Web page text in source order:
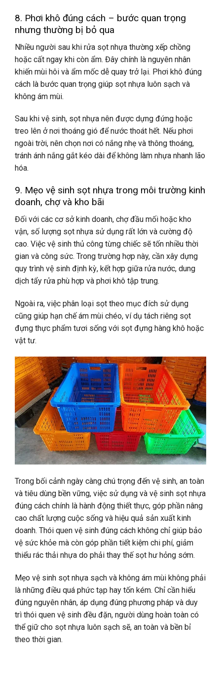
8. Phơi khô đúng cách – bước quan trọng
nhưng thường bị bỏ qua
Nhiều người sau khi rửa sọt nhựa thường xếp chồng
hoặc cất ngay khi còn ẩm. Đây chính là nguyên nhân
khiến mùi hôi và ẩm mốc dễ quay trở lại. Phơi khô đúng
cách là bước quan trọng giúp sọt nhựa luôn sạch và
không ám mùi.
Sau khi vệ sinh, sọt nhựa nên được dựng đứng hoặc
treo lên ở nơi thoáng gió để nước thoát hết. Nếu phơi
ngoài trời, nên chọn nơi có nắng nhẹ và thông thoáng,
tránh ánh nắng gắt kéo dài để không làm nhựa nhanh lão
hóa.
9. Mẹo vệ sinh sọt nhựa trong môi trường kinh
doanh, chợ và kho bãi
Đối với các cơ sở kinh doanh, chợ đầu mối hoặc kho
vận, số lượng sọt nhựa sử dụng rất lớn và cường độ
cao. Việc vệ sinh thủ công từng chiếc sẽ tốn nhiều thời
gian và công sức. Trong trường hợp này, cần xây dựng
quy trình vệ sinh định kỳ, kết hợp giữa rửa nước, dung
dịch tẩy rửa phù hợp và phơi khô tập trung.
Ngoài ra, việc phân loại sọt theo mục đích sử dụng
cũng giúp hạn chế ám mùi chéo, ví dụ tách riêng sọt
đựng thực phẩm tươi sống với sọt đựng hàng khô hoặc
vật tư.
Trong bối cảnh ngày càng chú trọng đến vệ sinh, an toàn
và tiêu dùng bền vững, việc sử dụng và vệ sinh sọt nhựa
đúng cách chính là hành động thiết thực, góp phần nâng
cao chất lượng cuộc sống và hiệu quả sản xuất kinh
doanh. Thói quen vệ sinh đúng cách không chỉ giúp bảo
vệ sức khỏe mà còn góp phần tiết kiệm chi phí, giảm
thiểu rác thải nhựa do phải thay thế sọt hư hỏng sớm.
Mẹo vệ sinh sọt nhựa sạch và không ám mùi không phải
là những điều quá phức tạp hay tốn kém. Chỉ cần hiểu
đúng nguyên nhân, áp dụng đúng phương pháp và duy
trì thói quen vệ sinh đều đặn, người dùng hoàn toàn có
thể giữ cho sọt nhựa luôn sạch sẽ, an toàn và bền bỉ
theo thời gian.